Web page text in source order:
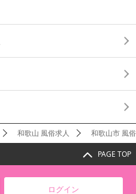
和歌山 風俗求人 和歌山市 風
PAGE TOP
ログイン